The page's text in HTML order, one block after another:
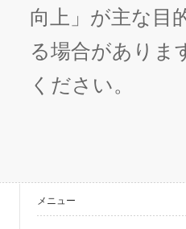
向上」が主な目
る場合がありま
ください。
メニュー